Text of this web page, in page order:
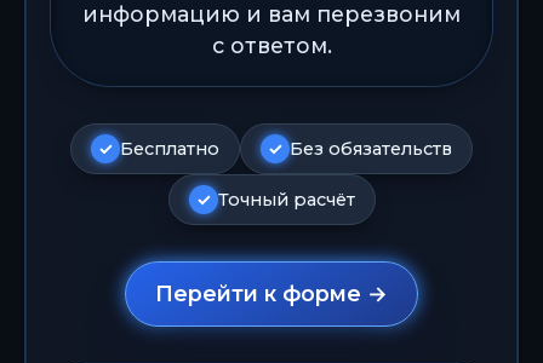
информацию и вам перезвоним
с ответом.
Бесплатно Без обязательств
Точный расчёт
Перейти к форме →